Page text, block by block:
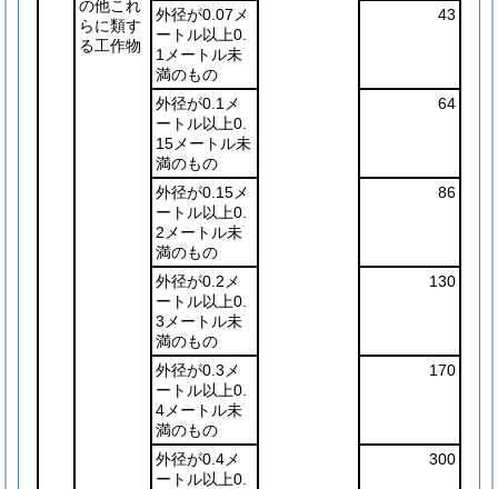
の他これ
らに類す
る工作物
外径が0.07メ
ートル以上0.
1メートル未
満のもの
43
外径が0.1メ
ートル以上0.
15メートル未
満のもの
64
外径が0.15メ
ートル以上0.
2メートル未
満のもの
86
外径が0.2メ
ートル以上0.
3メートル未
満のもの
130
外径が0.3メ
ートル以上0.
4メートル未
満のもの
170
外径が0.4メ
ートル以上0.
300